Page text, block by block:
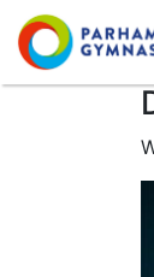
Direkt
zum
Inhalt